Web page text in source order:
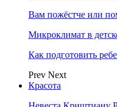
Вам пожёстче или
Микроклимат в
Как подготовить
Prev Next
Красота